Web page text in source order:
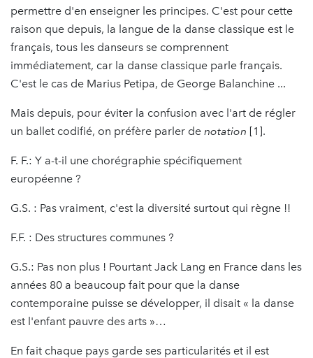
permettre d'en enseigner les principes. C'est pour cette
raison que depuis, la langue de la danse classique est le
français, tous les danseurs se comprennent
immédiatement, car la danse classique parle français.
C'est le cas de Marius Petipa, de George Balanchine ...
Mais depuis, pour éviter la confusion avec l'art de régler
un ballet codifié, on préfère parler de notation [1].
F. F.: Y a-t-il une chorégraphie spécifiquement
européenne ?
G.S. : Pas vraiment, c'est la diversité surtout qui règne !!
F.F. : Des structures communes ?
G.S.: Pas non plus ! Pourtant Jack Lang en France dans les
années 80 a beaucoup fait pour que la danse
contemporaine puisse se développer, il disait « la danse
est l'enfant pauvre des arts »…
En fait chaque pays garde ses particularités et il est